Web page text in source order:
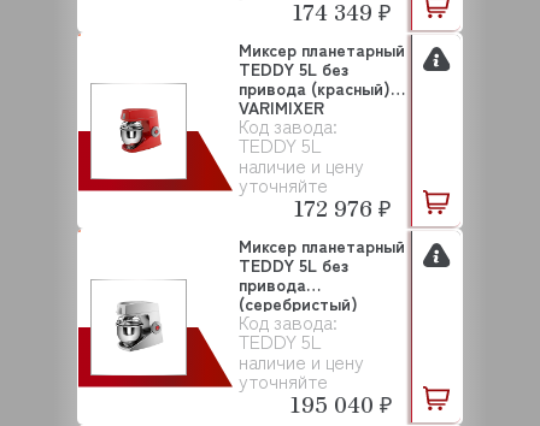
174 349 ₽
Код завода:
TEDDY 5L
наличие и цену
уточняйте
Миксер планетарный
TEDDY 5L без
привода (красный)
VARIMIXER
172 976 ₽
Код завода:
TEDDY 5L
наличие и цену
уточняйте
Миксер планетарный
TEDDY 5L без
привода
(серебристый)
VARIMIXER
195 040 ₽